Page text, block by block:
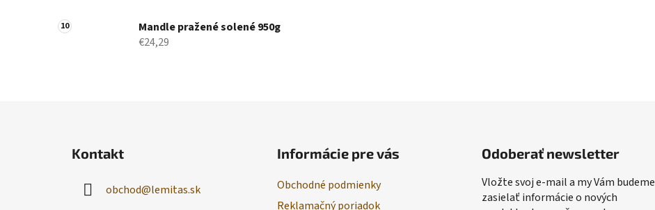
Mandle pražené solené 950g
€24,29
Kontakt
obchod@lemitas.sk
Informácie pre vás
Obchodné podmienky
Reklamačný poriadok
Odoberať newsletter
Vložte svoj e-mail a my Vám budeme
zasielať informácie o nových